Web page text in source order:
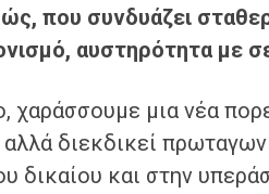
που συνδυάζει
αυστηρότητα με
χαράσσουμε μια νέα
αλλά διεκδικεί
δικαίου και στην